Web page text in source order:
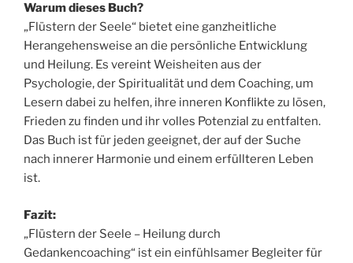
Warum dieses Buch?
„Flüstern der Seele“ bietet eine ganzheitliche
Herangehensweise an die persönliche Entwicklung
und Heilung. Es vereint Weisheiten aus der
Psychologie, der Spiritualität und dem Coaching, um
Lesern dabei zu helfen, ihre inneren Konflikte zu lösen,
Frieden zu finden und ihr volles Potenzial zu entfalten.
Das Buch ist für jeden geeignet, der auf der Suche
nach innerer Harmonie und einem erfüllteren Leben
ist.
Fazit:
„Flüstern der Seele – Heilung durch
Gedankencoaching“ ist ein einfühlsamer Begleiter für